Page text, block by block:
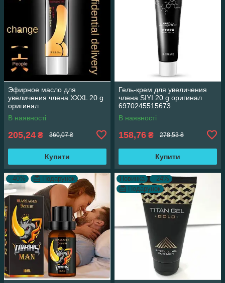
Эфирное масло для
увеличения члена XXXL 20 g
оригинал
В наявності
205,24 ₴ 360,07 ₴
Купити
Гель-крем для увеличения
члена SIYI 20 g оригинал
6970245515673
В наявності
158,76 ₴ 278,53 ₴
Купити
–40% Подарунок Новинка
–24%
Подарунок